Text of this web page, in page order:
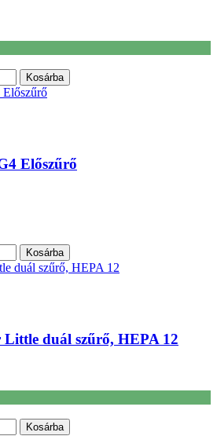
Kosárba
Előszűrő
Kosárba
duál szűrő, HEPA 12
Kosárba